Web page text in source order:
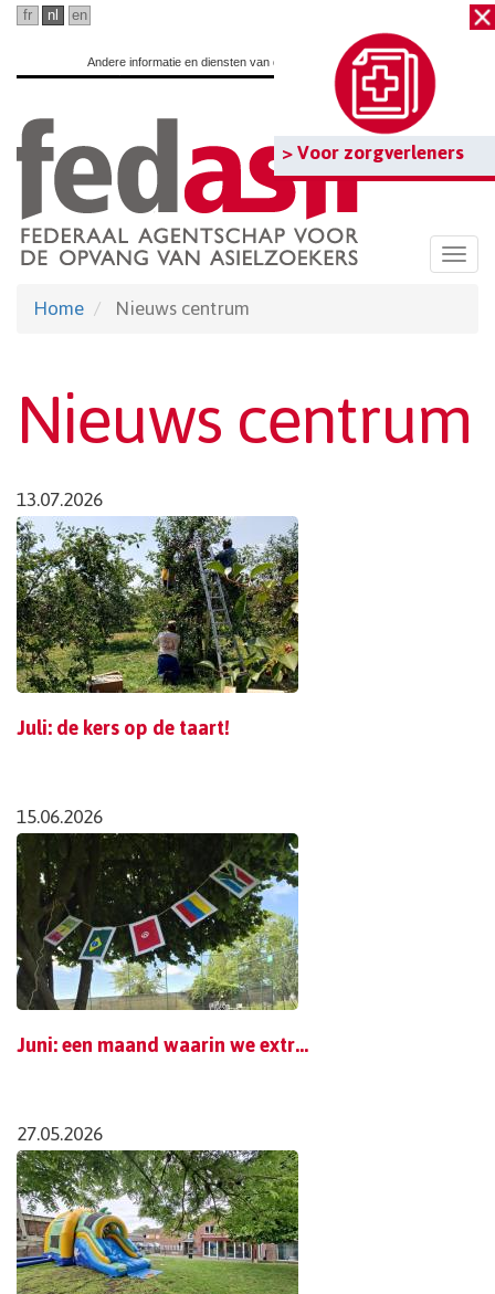
Ga
hoofdinhoud
> Voor zorgverleners
fr nl en
Andere informatie en diensten van de overheid:www.belgium.be
Home Nieuws centrum
Nieuws centrum
13.07.2026
Juli: de kers op de taart!
15.06.2026
Juni: een maand waarin we extra stilstaan
27.05.2026